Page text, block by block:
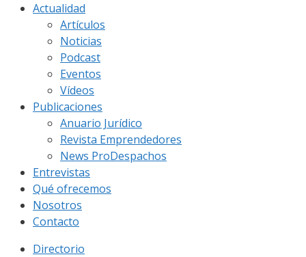
Actualidad
Artículos
Noticias
Podcast
Eventos
Vídeos
Publicaciones
Anuario Jurídico
Revista Emprendedores
News ProDespachos
Entrevistas
Qué ofrecemos
Nosotros
Contacto
Directorio